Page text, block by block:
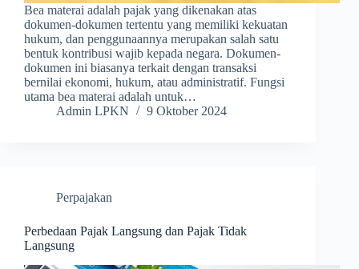
Bea materai adalah pajak yang dikenakan atas
dokumen-dokumen tertentu yang memiliki kekuatan
hukum, dan penggunaannya merupakan salah satu
bentuk kontribusi wajib kepada negara. Dokumen-
dokumen ini biasanya terkait dengan transaksi
bernilai ekonomi, hukum, atau administratif. Fungsi
utama bea materai adalah untuk…
Admin LPKN
9 Oktober 2024
Perpajakan
Perbedaan Pajak Langsung dan Pajak Tidak
Langsung